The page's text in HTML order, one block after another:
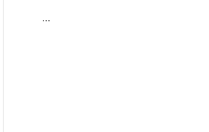
...